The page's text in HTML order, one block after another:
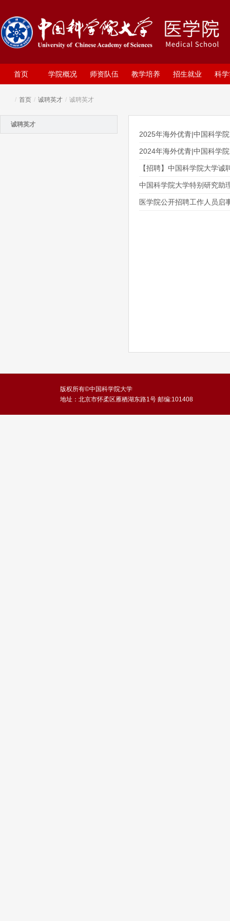
首页 学院概况 师资队伍 教学培养 招生就业 科
/ 首页 / 诚聘英才 / 诚聘英才
诚聘英才
2025年海外优青|中国科学
2024年海外优青|中国科学
【招聘】中国科学院大学诚
中国科学院大学特别研究助
医学院公开招聘工作人员启
版权所有©中国科学院大学
地址：北京市怀柔区雁栖湖东路1号 邮编:101408